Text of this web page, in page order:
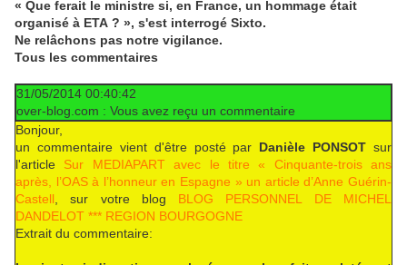
« Que ferait le ministre si, en France, un hommage était
organisé à ETA ? », s'est interrogé Sixto.
Ne relâchons pas notre vigilance.
Tous les commentaires
31/05/2014 00:40:42
over-blog.com : Vous avez reçu un commentaire
Bonjour,
un commentaire vient d'être posté par Danièle PONSOT sur
l'article Sur MEDIAPART avec le titre « Cinquante-trois ans
après, l’OAS à l’honneur en Espagne » un article d’Anne Guérin-
Castell , sur votre blog BLOG PERSONNEL DE MICHEL
DANDELOT *** REGION BOURGOGNE
Extrait du commentaire: